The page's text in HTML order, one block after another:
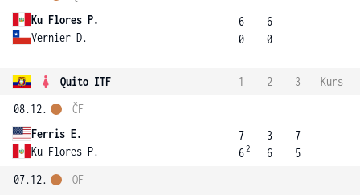
Ku Flores P.
Vernier D.
6
0
6
0
Quito ITF 1 2 3
Kurs
08.12.
Ferris E.
Ku Flores P.
ČF
7
62
3
6
7
5
07.12.
OF